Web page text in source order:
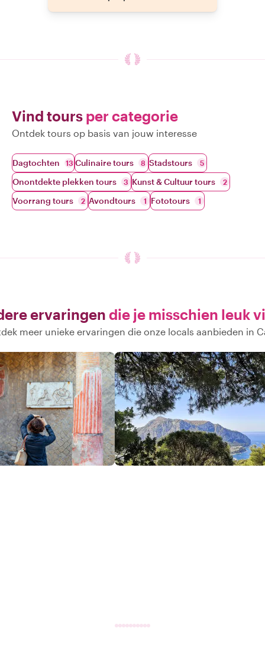
Vind tours per categorie
Ontdek tours op basis van jouw interesse
Dagtochten 13 Culinaire tours 8 Stadstours 5
Onontdekte plekken tours 3 Kunst & Cultuur tours 2
Voorrang tours 2 Avondtours 1 Fototours 1
ervaringen die je misschien leuk
meer unieke ervaringen die onze locals aanbieden in